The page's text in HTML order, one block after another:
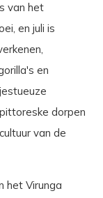
van het
en juli is
en
dorpen
van de
het Virunga